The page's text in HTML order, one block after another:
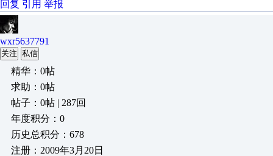
回复 引用 举报
wxr5637791
关注 私信
精华：0帖
求助：0帖
帖子：0帖 | 287回
年度积分：0
历史总积分：678
注册：2009年3月20日